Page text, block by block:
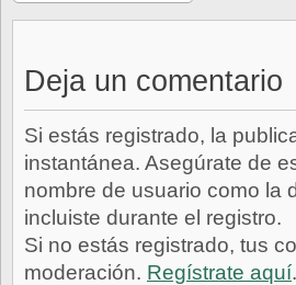
Deja un comentario
Si estás registrado, la
instantánea. Asegúrate de
nombre de usuario como la
incluiste durante el registro.
Si no estás registrado, tus
moderación. Regístrate aquí.